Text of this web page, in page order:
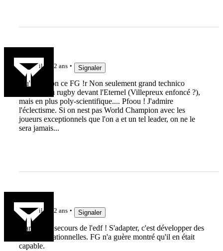
il y a 2 ans Signaler
Qu'il est bon ce FG !r Non seulement grand technico
tacticien du rugby devant l'Eternel (Villepreux enfoncé ?),
mais en plus poly-scientifique.... Pfoou ! J'admire
l'éclectisme. Si on nest pas World Champion avec les
joueurs exceptionnels que l'on a et un tel leader, on ne le
sera jamais...
il y a 2 ans Signaler
Darwin au secours de l'edf ! S'adapter, c'est développer des
qualités relationnelles. FG n'a guère montré qu'il en était
capable.